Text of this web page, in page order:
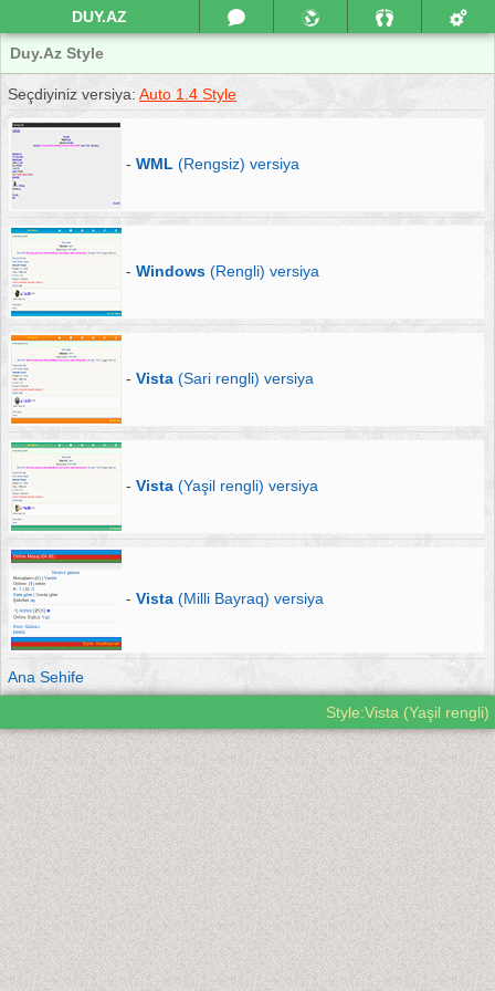
DUY.AZ
Duy.Az Style
Seçdiyiniz versiya: Auto 1.4 Style
- WML (Rengsiz) versiya
- Windows (Rengli) versiya
- Vista (Sari rengli) versiya
- Vista (Yaşil rengli) versiya
- Vista (Milli Bayraq) versiya
Ana Sehife
Style:Vista (Yaşil rengli)